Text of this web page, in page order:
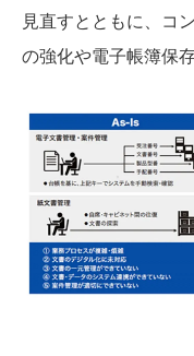
見直すとともに、コ
の強化や電子帳簿保